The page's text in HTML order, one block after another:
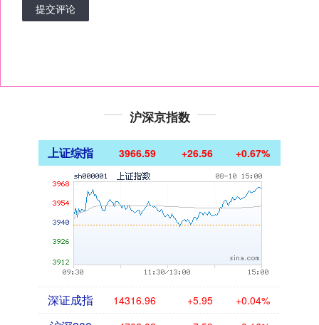
提交评论
沪深京指数
上证综指 3966.59 +26.56 +0.67%
深证成指 14316.96 +5.95 +0.04%